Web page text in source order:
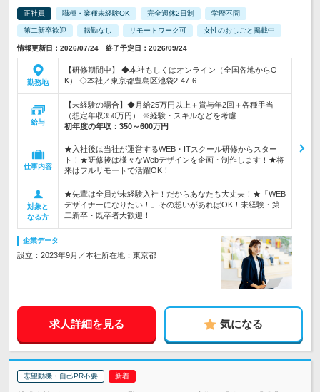
正社員 職種・業種未経験OK 完全週休2日制 学歴不問
第二新卒歓迎 転勤なし リモートワーク可 女性のおしごと掲載中
情報更新日：2026/07/24 終了予定日：2026/09/24
勤務地
【研修期間中】 ◆本社もしくはオンライン（全国各地からO
K） ◇本社／東京都豊島区池袋2-47-6…
給与
【未経験の場合】◆月給25万円以上＋賞与年2回＋各種手当
（想定年収350万円） ※経験・スキルなどを考慮…
初年度の年収： 350～600万円
仕事内容
★入社後は当社が運営するWEB・ITスクール研修からスター
ト！★研修後は様々なWebデザインを企画・制作します！★将
来はフルリモートで活躍OK！
対象と
なる方
★先輩は全員が未経験入社！だからあなたも大丈夫！★「WEB
デザイナーになりたい！」その想いがあればOK！未経験・第
二新卒・既卒者大歓迎！
企業データ
設立：2023年9月／本社所在地：東京都
求人詳細を見る 気になる
志望動機・自己PR不要